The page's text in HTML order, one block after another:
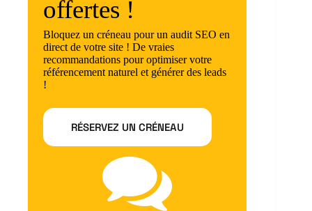
offertes !
Bloquez un créneau pour un audit SEO en
direct de votre site ! De vraies
recommandations pour optimiser votre
référencement naturel et générer des leads
!
RÉSERVEZ UN CRÉNEAU